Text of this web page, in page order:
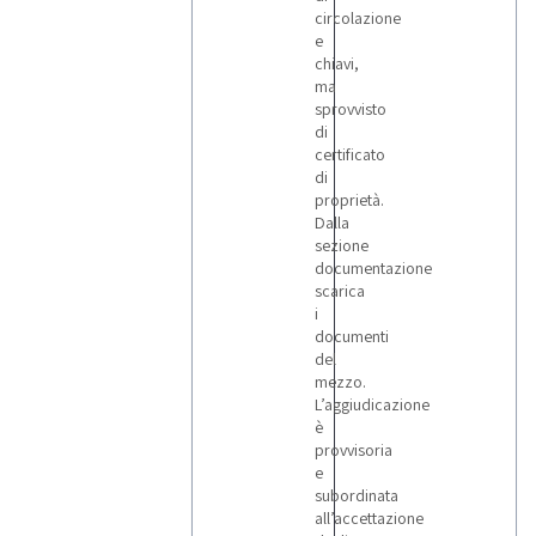
circolazione
e
chiavi,
ma
sprovvisto
di
certificato
di
proprietà.
Dalla
sezione
documentazione
scarica
i
documenti
del
mezzo.
L’aggiudicazione
è
provvisoria
e
subordinata
all’accettazione